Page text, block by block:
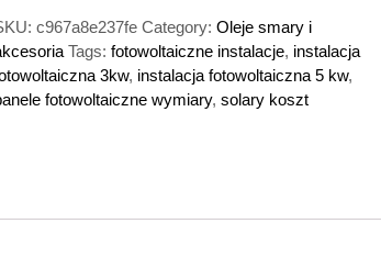
c967a8e237fe Category: Oleje smary i
Tags: fotowoltaiczne instalacje, instalacja
3kw, instalacja fotowoltaiczna 5 kw,
fotowoltaiczne wymiary, solary koszt